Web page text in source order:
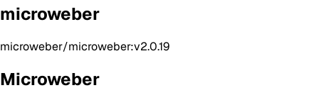
microweber
microweber/microweber:v2.0.19
Microweber